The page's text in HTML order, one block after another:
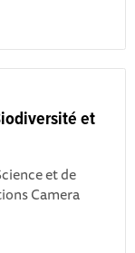
et
et de
Camera